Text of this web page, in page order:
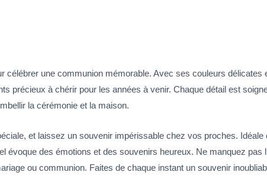
célébrer une communion mémorable. Avec ses couleurs délicates
précieux à chérir pour les années à venir. Chaque détail est
la cérémonie et la maison.
et laissez un souvenir impérissable chez vos proches.
évoque des émotions et des souvenirs heureux. Ne manquez pas
ou communion. Faites de chaque instant un souvenir